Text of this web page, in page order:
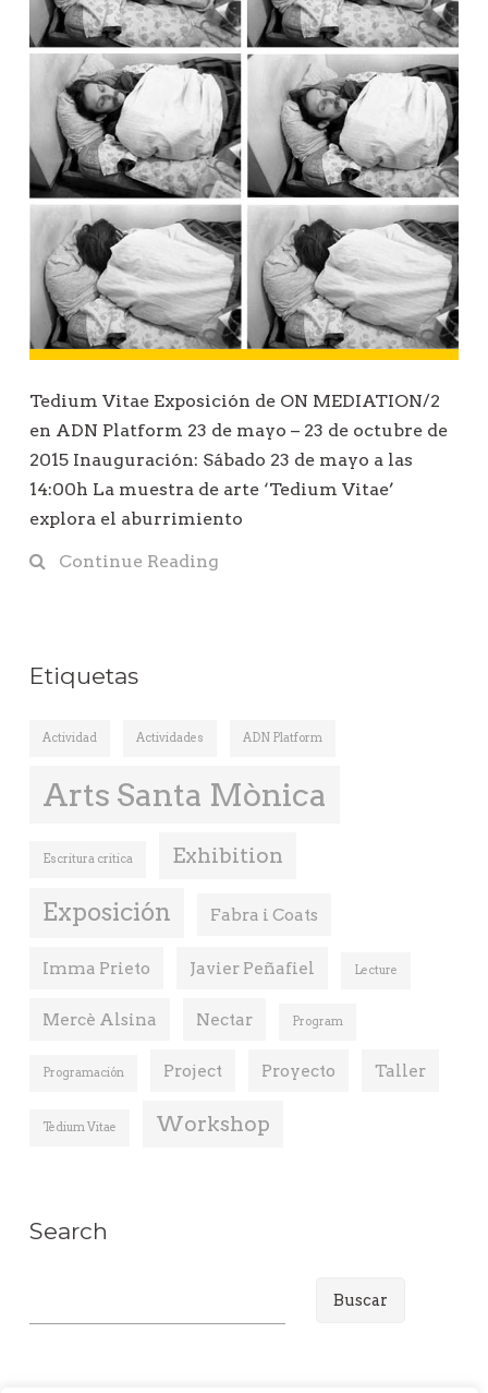
Tedium Vitae Exposición de ON MEDIATION/2
en ADN Platform 23 de mayo – 23 de octubre de
2015 Inauguración: Sábado 23 de mayo a las
14:00h La muestra de arte ‘Tedium Vitae’
explora el aburrimiento
Continue Reading
Etiquetas
Actividad Actividades ADN Platform
Arts Santa Mònica
Escritura critica Exhibition
Exposición Fabra i Coats
Imma Prieto Javier Peñafiel Lecture
Mercè Alsina Nectar Program
Programación Project Proyecto Taller
Tedium Vitae Workshop
Search
u